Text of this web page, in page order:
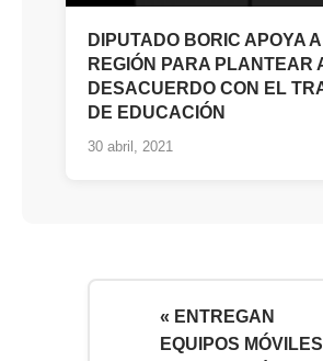
DIPUTADO BORIC APOYA
REGIÓN PARA PLANTEAR
DESACUERDO CON EL
DE EDUCACIÓN
30 abril, 2021
« ENTREGAN
EQUIPOS MÓVILES